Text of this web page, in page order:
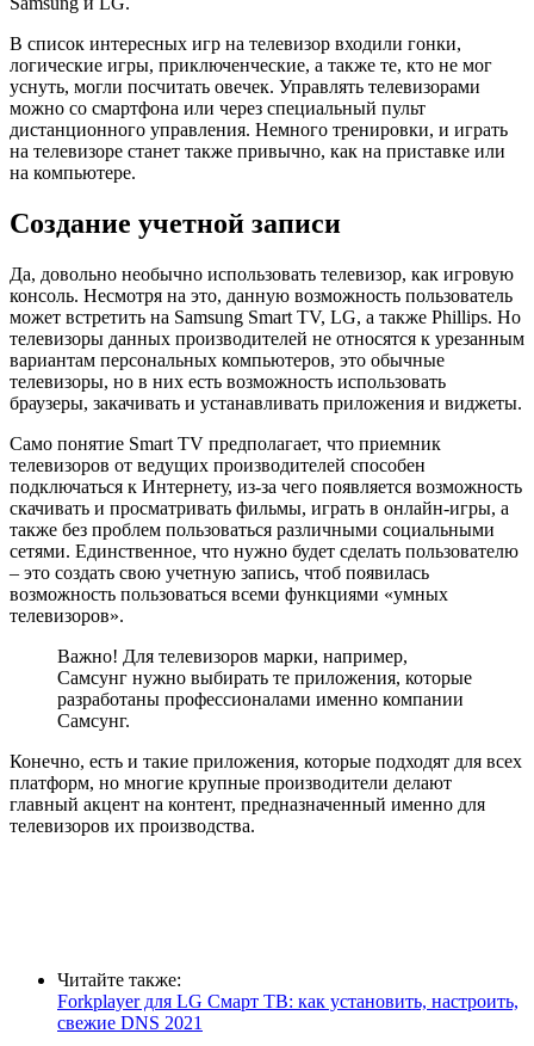
В список интересных игр на телевизор входили гонки,
логические игры, приключенческие, а также те, кто не мог
уснуть, могли посчитать овечек. Управлять телевизорами
можно со смартфона или через специальный пульт
дистанционного управления. Немного тренировки, и играть
на телевизоре станет также привычно, как на приставке или
на компьютере.
Создание учетной записи
Да, довольно необычно использовать телевизор, как игровую
консоль. Несмотря на это, данную возможность пользователь
может встретить на Samsung Smart TV, LG, а также Phillips. Но
телевизоры данных производителей не относятся к урезанным
вариантам персональных компьютеров, это обычные
телевизоры, но в них есть возможность использовать
браузеры, закачивать и устанавливать приложения и виджеты.
Само понятие Smart TV предполагает, что приемник
телевизоров от ведущих производителей способен
подключаться к Интернету, из-за чего появляется возможность
скачивать и просматривать фильмы, играть в онлайн-игры, а
также без проблем пользоваться различными социальными
сетями. Единственное, что нужно будет сделать пользователю
– это создать свою учетную запись, чтоб появилась
возможность пользоваться всеми функциями «умных
телевизоров».
Важно! Для телевизоров марки, например,
Самсунг нужно выбирать те приложения, которые
разработаны профессионалами именно компании
Самсунг.
Конечно, есть и такие приложения, которые подходят для всех
платформ, но многие крупные производители делают
главный акцент на контент, предназначенный именно для
телевизоров их производства.
Читайте также:
Forkplayer для LG Смарт ТВ: как установить, настроить,
свежие DNS 2021